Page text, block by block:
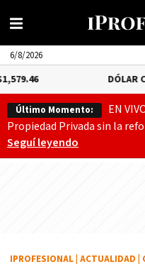
6/8/2026
1.02%
Último Momento:
EN
Propiedad Privada sin la
Seguí leyendo
IPROFESIONAL ACTUALIDAD